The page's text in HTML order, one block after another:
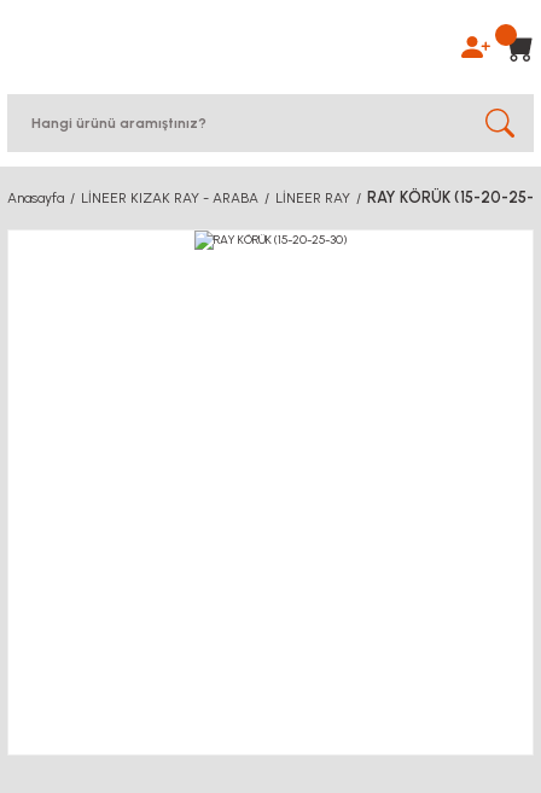
Anasayfa LİNEER KIZAK RAY - ARABA LİNEER RAY RAY KÖRÜK (15-20-25-